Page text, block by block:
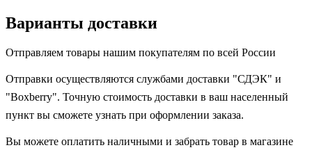
Варианты доставки
Отправляем товары нашим покупателям по всей России
Отправки осуществляются службами доставки "СДЭК" и
"Boxberry". Точную стоимость доставки в ваш населенный
пункт вы сможете узнать при оформлении заказа.
Вы можете оплатить наличными и забрать товар в магазине